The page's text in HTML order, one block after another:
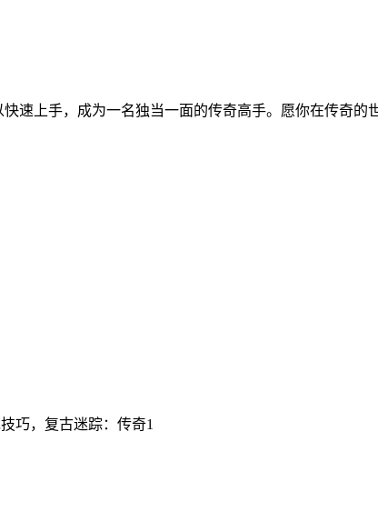
速上手，成为一名独当一面的传奇高手。愿你在传奇的
巧，复古迷踪：传奇1